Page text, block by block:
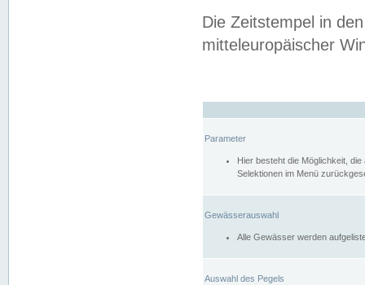
Die Zeitstempel in
mitteleuropäischer
Parameter
Hier besteht die Möglichkeit,
Selektionen im Menü
Gewässerauswahl
Alle Gewässer werden
Auswahl des Pegels